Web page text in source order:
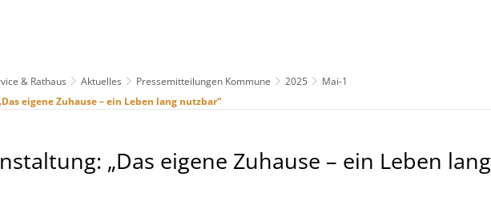
Freizeit & Tourismus
& Rathaus Aktuelles Pressemitteilungen Kommune 2025
Mai-1
eigene Zuhause – ein Leben lang nutzbar“
„Das eigene Zuhause – ein Leben lang